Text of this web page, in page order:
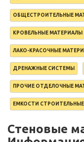
ОБЩЕСТРОИТЕЛЬНЫЕ
КРОВЕЛЬНЫЕ МАТЕРИАЛЫ
ЛАКО-КРАСОЧНЫЕ
ДРЕНАЖНЫЕ СИСТЕМЫ
ПРОЧИЕ ОТДЕЛОЧНЫЕ
ЕМКОСТИ СТРОИТЕЛЬНЫЕ
Стеновые